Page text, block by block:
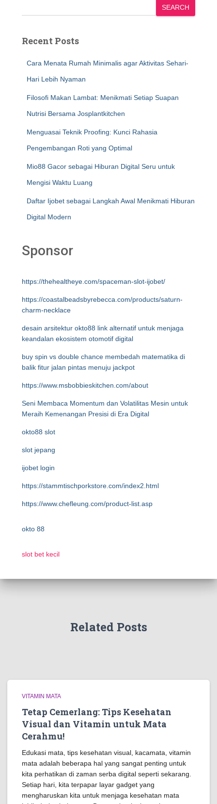
SEARCH
Recent Posts
Cara Menata Rumah Minimalis agar Aktivitas Sehari-
Hari Lebih Nyaman
Filosofi Makan Lambat: Menikmati Setiap Suapan
Nutrisi Bersama Josplantkitchen
Menguasai Teknik Proofing: Kunci Rahasia
Pengembangan Roti yang Optimal
Mio88 Gacor sebagai Hiburan Digital Seru untuk
Mengisi Waktu Luang
Daftar Ijobet sebagai Langkah Awal Menikmati Hiburan
Digital Modern
Sponsor
https://thehealtheye.com/spaceman-slot-ijobet/
https://coastalbeadsbyrebecca.com/products/saturn-
charm-necklace
desain arsitektur okto88 link alternatif untuk menjaga
keandalan ekosistem otomotif digital
buy spin vs double chance membedah matematika di
balik fitur jalan pintas menuju jackpot
https://www.msbobbieskitchen.com/about
Seni Membaca Momentum dan Volatilitas Mesin untuk
Meraih Kemenangan Presisi di Era Digital
okto88 slot
slot jepang
ijobet login
https://stammtischporkstore.com/index2.html
https://www.chefleung.com/product-list.asp
okto 88
slot bet kecil
Related Posts
VITAMIN MATA
Tetap Cemerlang: Tips Kesehatan
Visual dan Vitamin untuk Mata
Cerahmu!
Edukasi mata, tips kesehatan visual, kacamata, vitamin
mata adalah beberapa hal yang sangat penting untuk
kita perhatikan di zaman serba digital seperti sekarang.
Setiap hari, kita terpapar layar gadget yang
mengharuskan kita untuk menjaga kesehatan mata